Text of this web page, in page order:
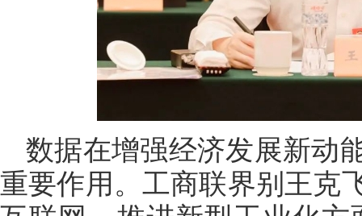
数据在增强经济发展新动
重要作用。工商联界别王克